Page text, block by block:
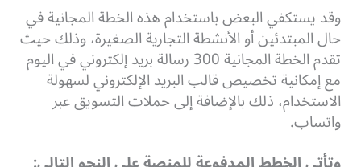
وقد يستكفي البعض باستخدام هذه الخطة المجانية في
حال المبتدئين أو الأنشطة التجارية الصغيرة، وذلك حيث
تقدم الخطة المجانية 300 رسالة بريد إلكتروني في اليوم
مع إمكانية تخصيص قالب البريد الإلكتروني لسهولة
الاستخدام، ذلك بالإضافة إلى حملات التسويق عبر
واتساب.